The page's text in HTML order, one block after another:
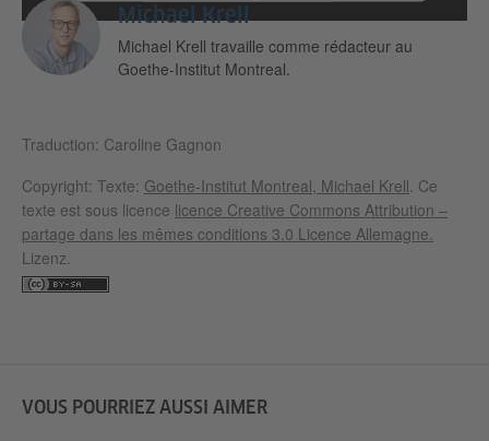
Accepter
Michael Krell
Michael Krell travaille comme rédacteur au
Goethe-Institut Montreal.
Traduction: Caroline Gagnon
Copyright: Texte: Goethe-Institut Montreal, Michael Krell. Ce
texte est sous licence licence Creative Commons Attribution –
partage dans les mêmes conditions 3.0 Licence Allemagne.
Lizenz.
VOUS POURRIEZ AUSSI AIMER